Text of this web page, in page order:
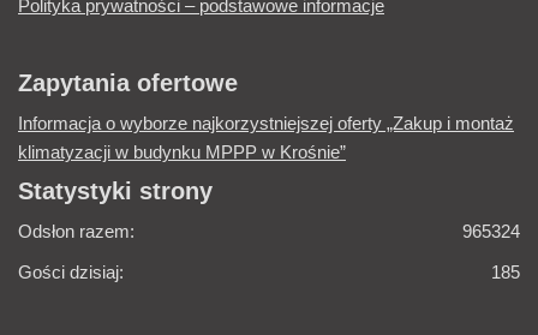
Polityka prywatności – podstawowe informacje
Zapytania ofertowe
Informacja o wyborze najkorzystniejszej oferty „Zakup i montaż
klimatyzacji w budynku MPPP w Krośnie”
Statystyki strony
965324
Odsłon razem:
185
Gości dzisiaj: